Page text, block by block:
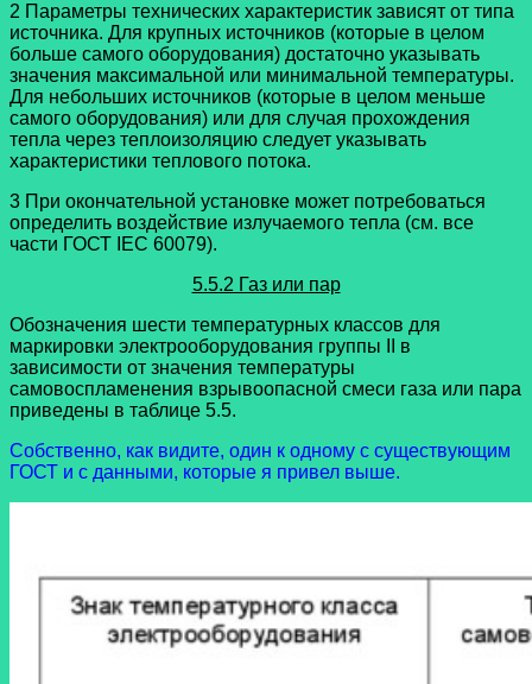
2 Параметры технических характеристик зависят от типа
источника. Для крупных источников (которые в целом
больше самого оборудования) достаточно указывать
значения максимальной или минимальной температуры.
Для небольших источников (которые в целом меньше
самого оборудования) или для случая прохождения
тепла через теплоизоляцию следует указывать
характеристики теплового потока.
3 При окончательной установке может потребоваться
определить воздействие излучаемого тепла (см. все
части ГОСТ IEC 60079).
5.5.2 Газ или пар
Обозначения шести температурных классов для
маркировки электрооборудования группы II в
зависимости от значения температуры
самовоспламенения взрывоопасной смеси газа или пара
приведены в таблице 5.5.
Собственно, как видите, один к одному с существующим
ГОСТ и с данными, которые я привел выше.